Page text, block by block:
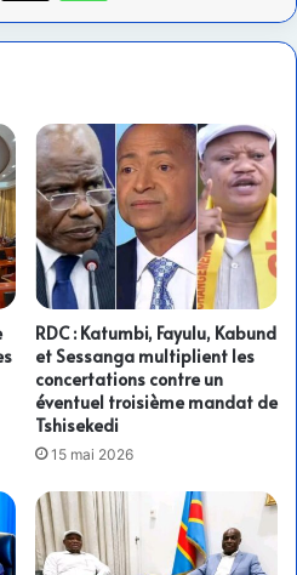
RDC : Katumbi, Fayulu, Kabund
et Sessanga multiplient les
concertations contre un
éventuel troisième mandat de
Tshisekedi
15 mai 2026